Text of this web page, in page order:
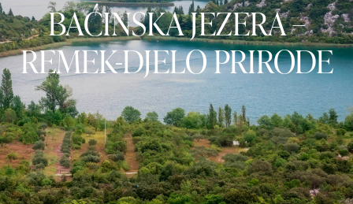
BAĆINSKA JEZERA –
REMEK-DJELO PRIRODE